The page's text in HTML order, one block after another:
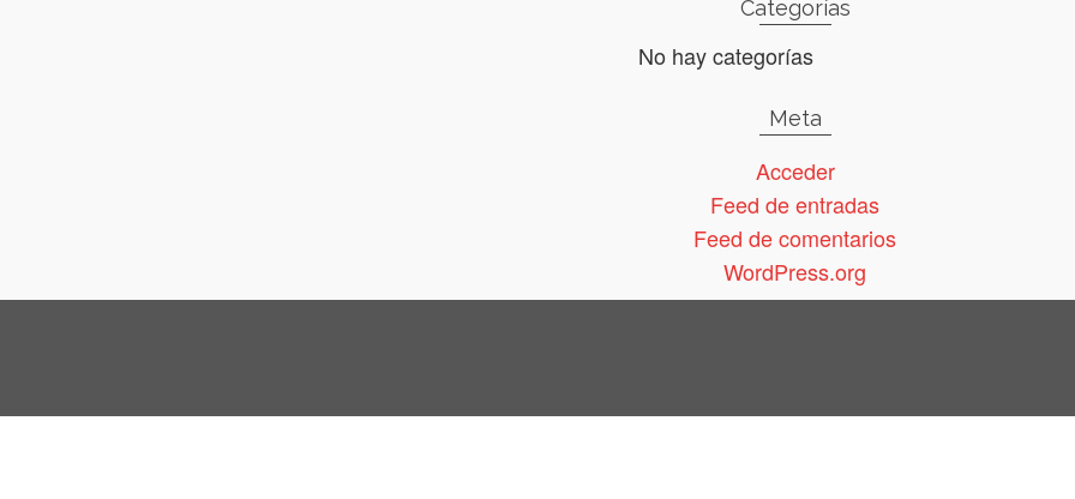
Categorías
No hay categorías
Meta
Acceder
Feed de entradas
Feed de comentarios
WordPress.org